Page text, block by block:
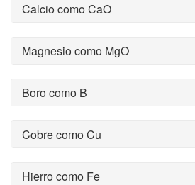
Calcio como CaO
Magnesio como MgO
Boro como B
Cobre como Cu
Hierro como Fe